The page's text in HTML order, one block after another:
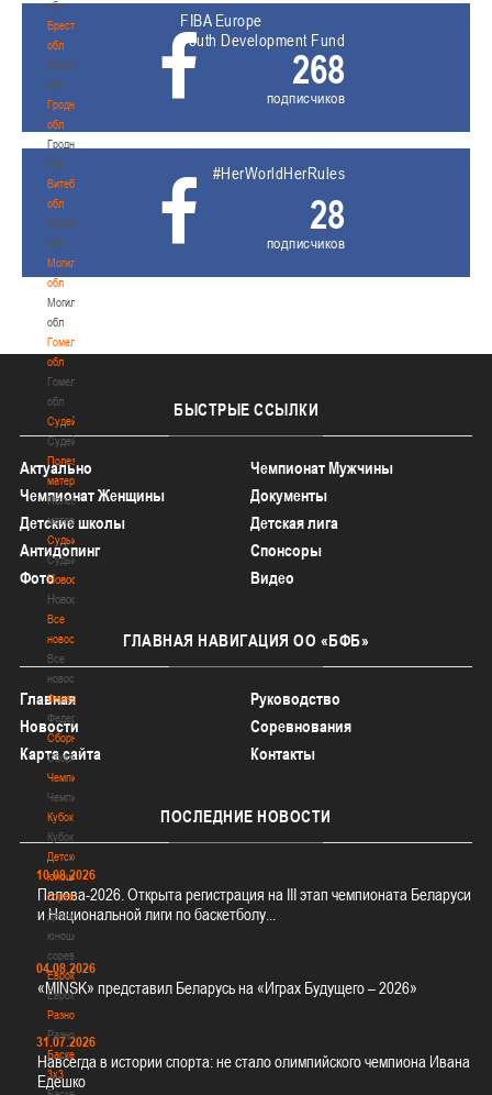
обл
Брестская
обл
Брестская
обл
Гродненская
обл
Гродненская
обл
Витебская
обл
Витебская
обл
Могилевская
обл
Могилевская
обл
Гомельская
обл
Гомельская
обл
Судейство
Судейство
Полезные
материалы
Полезные
материалы
Судьи
Судьи
Новости
Новости
Все
новости
Все
новости
Федерация
Федерация
Сборные
Сборные
Чемпионат
Чемпионат
Кубок
Кубок
Детско-
юношеские
соревнования
Детско-
юношеские
соревнования
Еврокубки
Еврокубки
Разное
Разное
Баскетбол
3х3
FIBA Europe
Youth Development Fund
268
подписчиков
#HerWorldHerRules
28
подписчиков
БЫСТРЫЕ ССЫЛКИ
Актуально
Чемпионат Мужчины
Чемпионат Женщины
Документы
Детские школы
Детская лига
Антидопинг
Спонсоры
Фото
Видео
ГЛАВНАЯ НАВИГАЦИЯ ОО «БФБ»
Главная
Руководство
Новости
Соревнования
Карта сайта
Контакты
ПОСЛЕДНИЕ НОВОСТИ
Палова-2026. Открыта регистрация на III этап
чемпионата Беларуси и Национальной лиги по
04.08.2026
«MINSK» представил Беларусь на «Играх Будущего – 2026»
31.07.2026
Навсегда в истории спорта: не стало олимпийского чемпиона Ивана